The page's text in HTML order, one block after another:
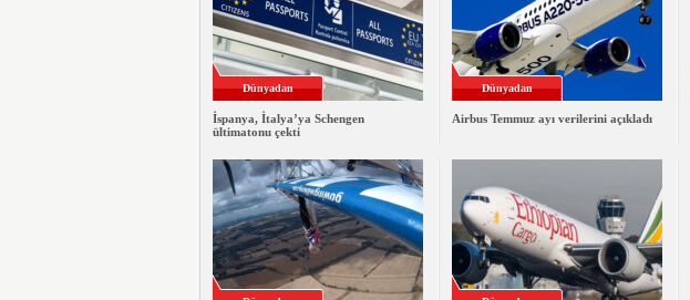
Dünyadan
İspanya, İtalya’ya Schengen
ültimatonu çekti
Dünyadan
Airbus Temmuz ayı verilerini açıkladı